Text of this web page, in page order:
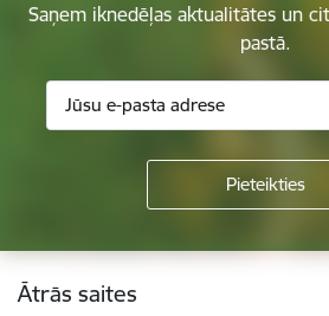
Saņem iknedēļas aktualitātes un
pastā.
Kājene
Ātrās saites